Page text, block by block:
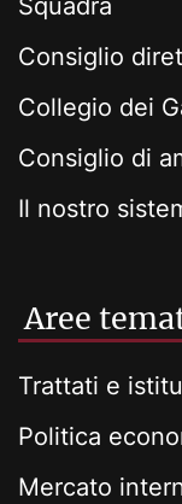
Squadra
Consiglio
Collegio dei
Consiglio di
Il nostro
Aree
Trattati e
Politica
Mercato